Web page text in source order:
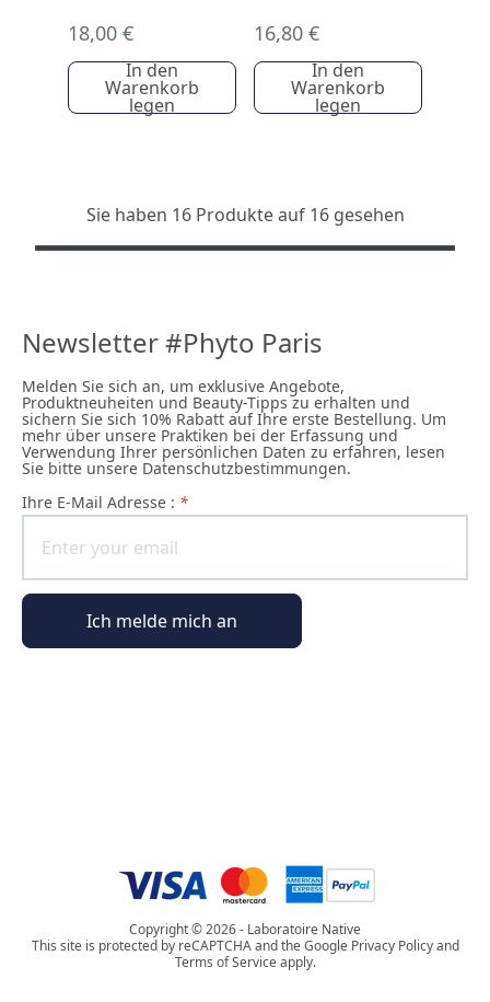
18,00 €
In den
Warenkorb
legen
16,80 €
In den
Warenkorb
legen
Sie haben 16 Produkte auf 16 gesehen
Newsletter #Phyto Paris
Melden Sie sich an, um exklusive Angebote,
Produktneuheiten und Beauty-Tipps zu erhalten und
sichern Sie sich 10% Rabatt auf Ihre erste Bestellung. Um
mehr über unsere Praktiken bei der Erfassung und
Verwendung Ihrer persönlichen Daten zu erfahren, lesen
Sie bitte unsere Datenschutzbestimmungen.
Ihre E-Mail Adresse : *
Ich melde mich an
Copyright © 2026 - Laboratoire Native
This site is protected by reCAPTCHA and the Google Privacy Policy and
Terms of Service apply.